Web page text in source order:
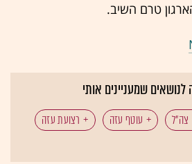
טרם השיב.
שמעניינים אותי
צה"ל עוטף עזה רצועת עזה